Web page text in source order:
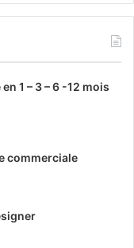
1 – 3 – 6 -12 mois
commerciale